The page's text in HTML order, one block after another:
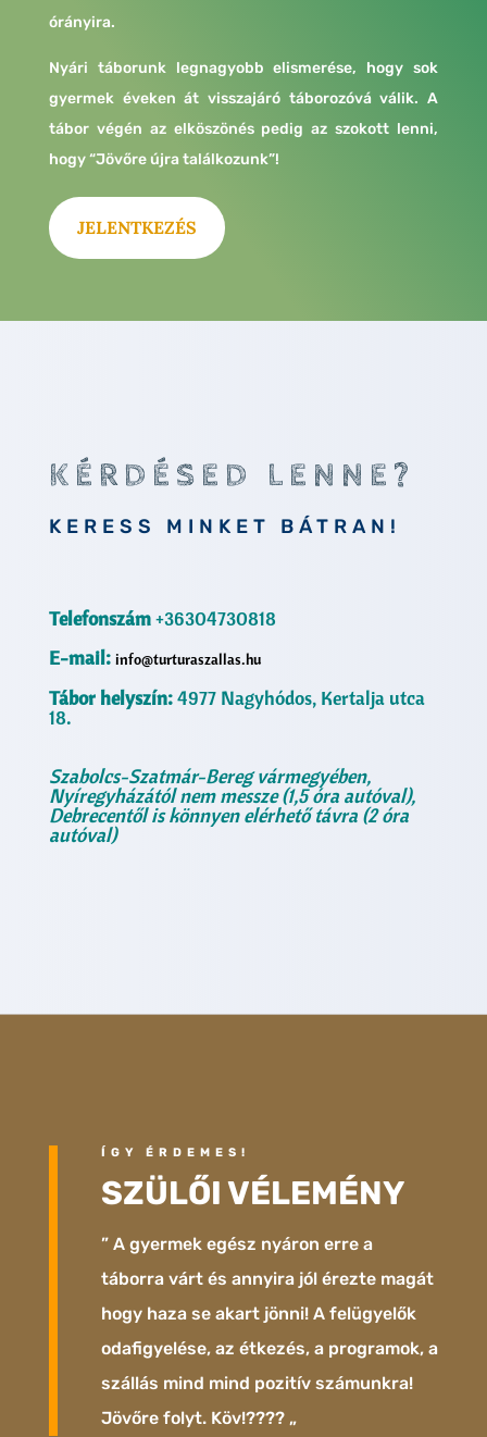
órányira.
Nyári táborunk legnagyobb elismerése, hogy sok
gyermek éveken át visszajáró táborozóvá válik. A
tábor végén az elköszönés pedig az szokott lenni,
hogy “Jövőre újra találkozunk”!
JELENTKEZÉS
KÉRDÉSED LENNE?
KERESS MINKET BÁTRAN!
Telefonszám+36304730818
E-mail: info@turturaszallas.hu
Tábor helyszín:4977 Nagyhódos, Kertalja utca
18.
Szabolcs-Szatmár-Bereg vármegyében,
Nyíregyházától nem messze (1,5 óra autóval),
Debrecentől is könnyen elérhető távra (2 óra
autóval)
ÍGY ÉRDEMES!
SZÜLŐI VÉLEMÉNY
” A gyermek egész nyáron erre a
táborra várt és annyira jól érezte magát
hogy haza se akart jönni! A felügyelők
odafigyelése, az étkezés, a programok, a
szállás mind mind pozitív számunkra!
Jövőre folyt. Köv!???? „